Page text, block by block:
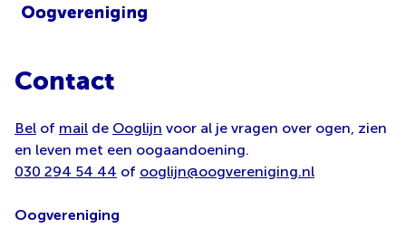
Contact
Bel of mail de Ooglijn voor al je vragen over ogen, zien
en leven met een oogaandoening.
030 294 54 44 of ooglijn@oogvereniging.nl
Oogvereniging